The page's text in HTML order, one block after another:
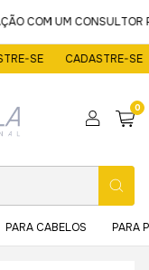
COM UM CONSULTOR
SE CADASTRE-SE
0
PARA CABELOS PARA